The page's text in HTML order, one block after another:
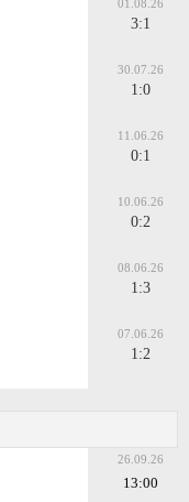
01.08.26
3:1
30.07.26
1:0
11.06.26
0:1
10.06.26
0:2
08.06.26
1:3
07.06.26
1:2
26.09.26
13:00